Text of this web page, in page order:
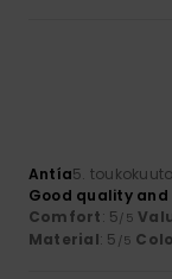
Antía5.
Good quality
Comfort: 5/5
Material: 5 /5